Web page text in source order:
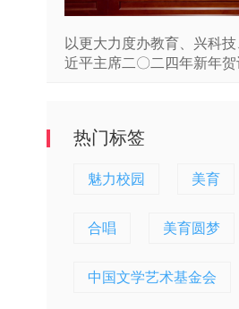
以更大力度办教育、兴科
近平主席二〇二四年新年
热门标签
魅力校园 美育
合唱 美育圆梦
中国文学艺术基金会